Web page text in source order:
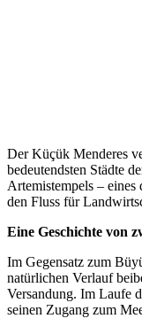
Der Küçük Menderes
bedeutendsten Städte
Artemistempels –
den Fluss für
Eine Geschichte von
Im Gegensatz zum
natürlichen Verlauf
Versandung. Im Laufe
seinen Zugang zum